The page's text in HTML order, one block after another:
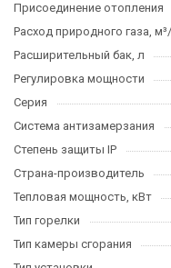
Присоединение отопления
Расход природного газа,
Расширительный бак, л
Регулировка мощности
Серия
Система антизамерзания
Степень защиты IP
Страна-производитель
Тепловая мощность, кВт
Тип горелки
Тип камеры сгорания